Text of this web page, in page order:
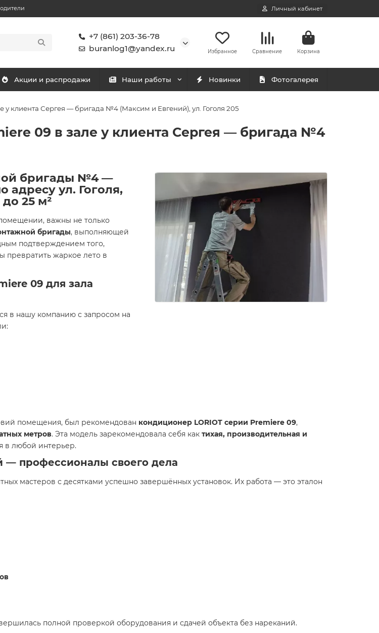
Личный кабинет
+7 (861) 203-36-78
buranlog1@yandex.ru
Избранное Сравнение Корзина
Акции и распродажи Наши работы Новинки Фотогалерея
клиента Сергея — бригада №4 (Максим и Евгений), ул. Гоголя 205
09 в зале у клиента Сергея — бригада №4
бригады №4 —
ул. Гоголя,
25 м²
важны не только
бригады, выполняющей
подтверждением того,
превратить жаркое лето в
09 для зала
в нашу компанию с запросом на
помещения, был рекомендован кондиционер LORIOT серии Premiere 09,
метров. Эта модель зарекомендовала себя как тихая, производительная и
в любой интерьер.
профессионалы своего дела
мастеров с десятками успешно завершённых установок. Их работа — это эталон
полной проверкой оборудования и сдачей объекта без нареканий.